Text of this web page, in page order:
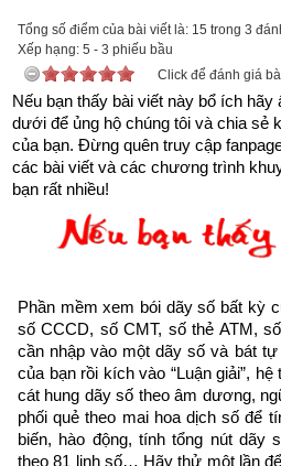
Trên đời có người hành Đại Thiện,
an”
Như vậy chúng ta đang sống
thời kỳ mạt pháp khi mà đạo đức
Tổng số điểm của bài viết là: 15 trong 3
Xếp hạng: 5 - 3 phiếu bầu
Click để đánh giá
Nếu bạn thấy bài viết này bổ ích hãy
dưới để ủng hộ chúng tôi và chia sẻ
của bạn. Đừng quên truy cập
các bài viết và các chương trình
bạn rất nhiều!
Phần mềm xem bói dãy số bất kỳ
số CCCD, số CMT, số thẻ ATM,
cần nhập vào một dãy số và bát
của bạn rồi kích vào “Luận giải”,
cát hung dãy số theo âm dương,
phối quẻ theo mai hoa dịch số để
biến, hào động, tính tổng nút dãy
theo 81 linh số… Hãy thử một lần